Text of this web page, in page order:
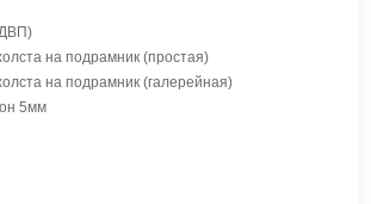
на подрамник (простая)
на подрамник (галерейная)
5мм